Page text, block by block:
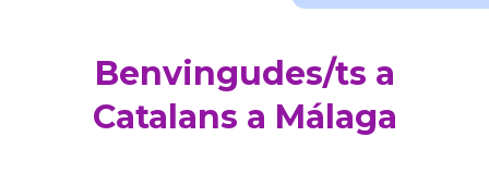
Benvingudes/ts a
Catalans a Málaga